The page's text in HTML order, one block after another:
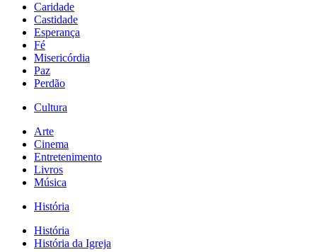
Caridade
Castidade
Esperança
Fé
Misericórdia
Paz
Perdão
Cultura
Arte
Cinema
Entretenimento
Livros
Música
História
História
História da Igreja